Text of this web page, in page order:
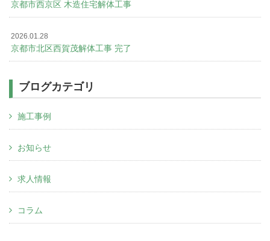
京都市西京区 木造住宅解体工事
2026.01.28
京都市北区西賀茂解体工事 完了
ブログカテゴリ
施工事例
お知らせ
求人情報
コラム